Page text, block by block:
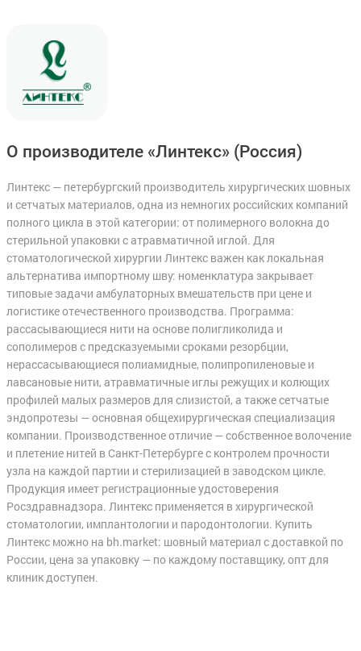
О производителе «Линтекс» (Россия)
Линтекс — петербургский производитель хирургических шовных
и сетчатых материалов, одна из немногих российских компаний
полного цикла в этой категории: от полимерного волокна до
стерильной упаковки с атравматичной иглой. Для
стоматологической хирургии Линтекс важен как локальная
альтернатива импортному шву: номенклатура закрывает
типовые задачи амбулаторных вмешательств при цене и
логистике отечественного производства. Программа:
рассасывающиеся нити на основе полигликолида и
сополимеров с предсказуемыми сроками резорбции,
нерассасывающиеся полиамидные, полипропиленовые и
лавсановые нити, атравматичные иглы режущих и колющих
профилей малых размеров для слизистой, а также сетчатые
эндопротезы — основная общехирургическая специализация
компании. Производственное отличие — собственное волочение
и плетение нитей в Санкт-Петербурге с контролем прочности
узла на каждой партии и стерилизацией в заводском цикле.
Продукция имеет регистрационные удостоверения
Росздравнадзора. Линтекс применяется в хирургической
стоматологии, имплантологии и пародонтологии. Купить
Линтекс можно на bh.market: шовный материал с доставкой по
России, цена за упаковку — по каждому поставщику, опт для
клиник доступен.